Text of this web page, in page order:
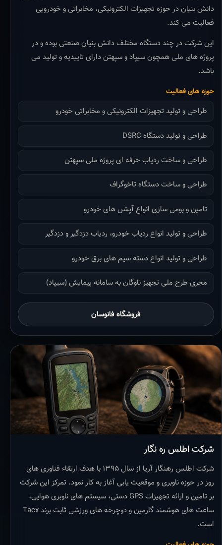
دانش بنیان در حوزه تجهیزات الکترونیکی، مخابراتی و خودرویی
فعالیت می کند.
این شرکت در چند دستگاه مختلف دانش بنیان صنعتی بوده و در
پروژه های ملی همچون سیپاد و سپهتن دارای تاییدیه و تولید می
باشد.
حوزه های فعالیت
طراحی و تولید تجهیزات الکترونیکی و مخابراتی خودرو
طراحی و تولید دستگاه DSRC
طراحی و ساخت ردیاب حرفه ای پروژه ملی سپهتن
طراحی و ساخت دستگاه تاخوگراف
تامین و بومی سازی انواع آپشن های خودرو
طراحی و تولید انواع ردیاب خودرو، ردیاب دزدگیر و دزدگیر
طراحی و تولید انواع دسته سیم های برق خودرو
مجری طرح ملی تجهیز ناوگان به سامانه پیمایش (سیپاد)
فروشگاه فانوسان
شرکت اطلس ره نگار
شرکت اطلس رهنگار آریا از سال ۱۳۹۵ با هدف ارتقاء فناوری های
روز در حوزه ناوبری و موقعیت یابی آغاز به کار نمود. تمرکز این شرکت
بر تامین و ارائه تجهیزات GPS دستی، سیستم های ناوبری هوایی،
ساعت های هوشمند گارمین و دوچرخه های ورزشی ثابت برند Tacx
است.